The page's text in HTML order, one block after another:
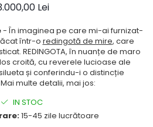
Lei
- În imaginea pe care mi-ai furnizat-
într-o redingotă de mire, care
REDINGOTA, în nuanțe de maro
croită, cu reverele lucioase ale
și conferindu-i o distincție
multe detalii, mai jos:
IN STOC
15-45 zile lucrătoare